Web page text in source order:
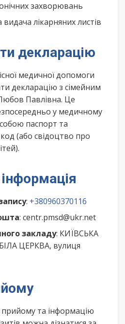
захворювань
лікарняних листів
декларацію
медичної допомоги
декларацію з сімейним
Павлівна. Це
у медичному
паспорт та
(або свідоцтво про
: +380960370116
: centr.pmsd@ukr.net
закладу: КИЇВСЬКА
ЦЕРКВА, вулиця
та інформацію